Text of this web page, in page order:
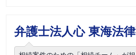
弁護士法人心 東海法